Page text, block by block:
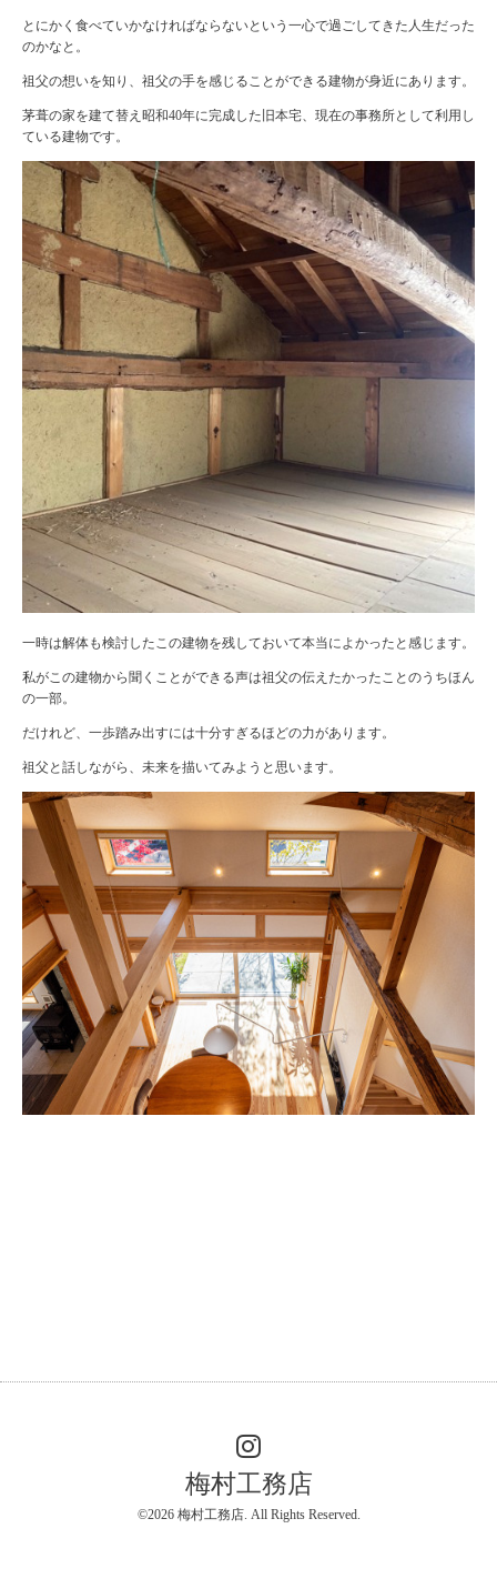
とにかく食べていかなければならないという一心で過ごしてきた人生だった
のかなと。
祖父の想いを知り、祖父の手を感じることができる建物が身近にあります。
茅葺の家を建て替え昭和40年に完成した旧本宅、現在の事務所として利用し
ている建物です。
一時は解体も検討したこの建物を残しておいて本当によかったと感じます。
私がこの建物から聞くことができる声は祖父の伝えたかったことのうちほん
の一部。
だけれど、一歩踏み出すには十分すぎるほどの力があります。
祖父と話しながら、未来を描いてみようと思います。
梅村工務店
©2026 梅村工務店. All Rights Reserved.